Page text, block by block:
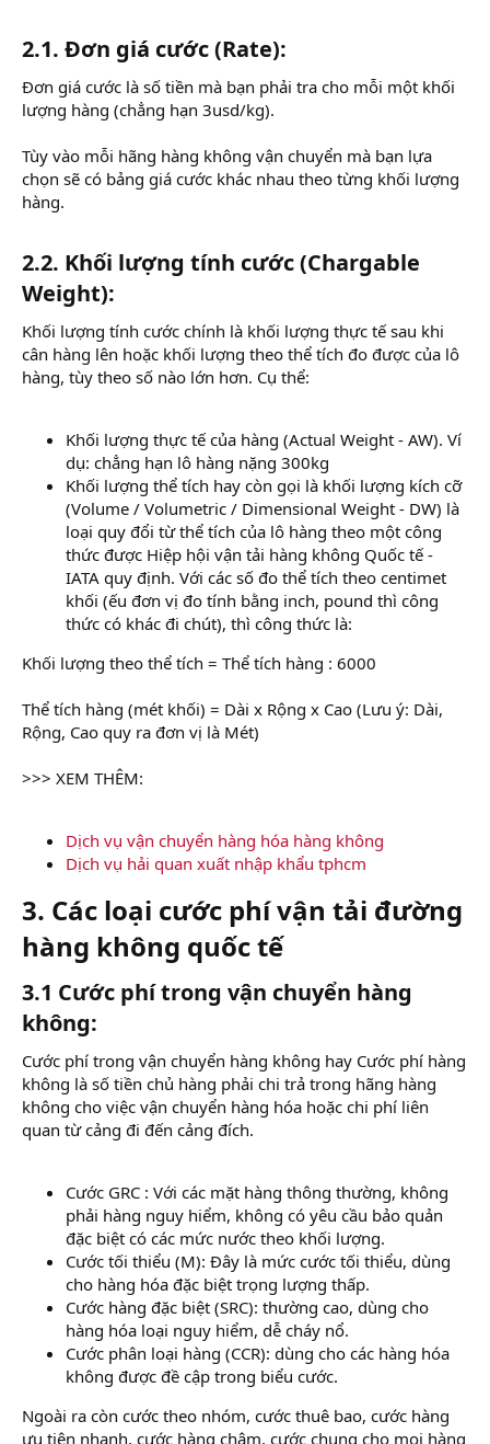
2.1. Đơn giá cước (Rate):​
Đơn giá cước là số tiền mà bạn phải tra cho mỗi một khối
lượng hàng (chẳng hạn 3usd/kg).
Tùy vào mỗi hãng hàng không vận chuyển mà bạn lựa
chọn sẽ có bảng giá cước khác nhau theo từng khối lượng
hàng.
2.2. Khối lượng tính cước (Chargable
Weight):
Khối lượng tính cước chính là khối lượng thực tế sau khi
cân hàng lên hoặc khối lượng theo thể tích đo được của lô
hàng, tùy theo số nào lớn hơn. Cụ thể:
Khối lượng thực tế của hàng (Actual Weight - AW). Ví
dụ: chẳng hạn lô hàng nặng 300kg
Khối lượng thể tích hay còn gọi là khối lượng kích cỡ
(Volume / Volumetric / Dimensional Weight - DW) là
loại quy đổi từ thể tích của lô hàng theo một công
thức được Hiệp hội vận tải hàng không Quốc tế -
IATA quy định. Với các số đo thể tích theo centimet
khối (ếu đơn vị đo tính bằng inch, pound thì công
thức có khác đi chút), thì công thức là:
Khối lượng theo thể tích = Thể tích hàng : 6000
Thể tích hàng (mét khối) = Dài x Rộng x Cao (Lưu ý: Dài,
Rộng, Cao quy ra đơn vị là Mét)
>>> XEM THÊM:
Dịch vụ vận chuyển hàng hóa hàng không
Dịch vụ hải quan xuất nhập khẩu tphcm
3. Các loại cước phí vận tải đường
hàng không quốc tế
3.1 Cước phí trong vận chuyển hàng
không:
Cước phí trong vận chuyển hàng không hay Cước phí hàng
không là số tiền chủ hàng phải chi trả trong hãng hàng
không cho việc vận chuyển hàng hóa hoặc chi phí liên
quan từ cảng đi đến cảng đích.
Cước GRC : Với các mặt hàng thông thường, không
phải hàng nguy hiểm, không có yêu cầu bảo quản
đặc biệt có các mức nước theo khối lượng.
Cước tối thiểu (M): Đây là mức cước tối thiểu, dùng
cho hàng hóa đặc biệt trọng lượng thấp.
Cước hàng đặc biệt (SRC): thường cao, dùng cho
hàng hóa loại nguy hiểm, dễ cháy nổ.
Cước phân loại hàng (CCR): dùng cho các hàng hóa
không được đề cập trong biểu cước.
Ngoài ra còn cước theo nhóm, cước thuê bao, cước hàng
ưu tiên nhanh, cước hàng chậm, cước chung cho mọi hàng